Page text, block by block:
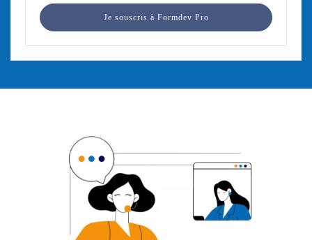
Je souscris à Formdev Pro